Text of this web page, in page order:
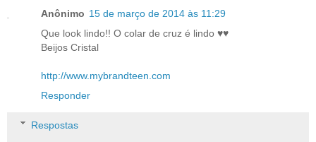
Anônimo 15 de março de 2014 às 11:29
Que look lindo!! O colar de cruz é lindo ♥♥
Beijos Cristal
http://www.mybrandteen.com
Responder
Respostas